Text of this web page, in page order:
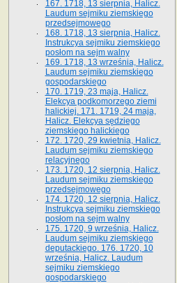
167. 1718, 13 sierpnia, Halicz.
Laudum sejmiku ziemskiego
przedsejmowego
168. 1718, 13 sierpnia, Halicz.
Instrukcya sejmiku ziemskiego
posłom na sejm walny
169. 1718, 13 września, Halicz.
Laudum sejmiku ziemskiego
gospodarskiego
170. 1719, 23 maja, Halicz.
Elekcya podkomorzego ziemi
halickiej. 171. 1719, 24 maja,
Halicz. Elekcya sędziego
ziemskiego halickiego
172. 1720, 29 kwietnia, Halicz.
Laudum sejmiku ziemskiego
relacyjnego
173. 1720, 12 sierpnia, Halicz.
Laudum sejmiku ziemskiego
przedsejmowego
174. 1720, 12 sierpnia, Halicz.
Instrukcya sejmiku ziemskiego
posłom na sejm walny
175. 1720, 9 września, Halicz.
Laudum sejmiku ziemskiego
deputackiego. 176. 1720, 10
września, Halicz. Laudum
sejmiku ziemskiego
gospodarskiego